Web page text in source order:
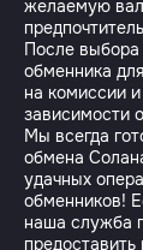
желаемую
После выбора
обменника
на комиссии
зависимости
Мы всегда
обмена
удачных
обменников!
наша служба